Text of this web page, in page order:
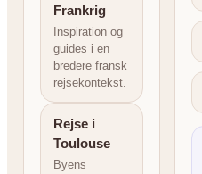
Frankrig
Inspiration og
guides i en
bredere fransk
rejsekontekst.
Rejse i
Toulouse
Byens